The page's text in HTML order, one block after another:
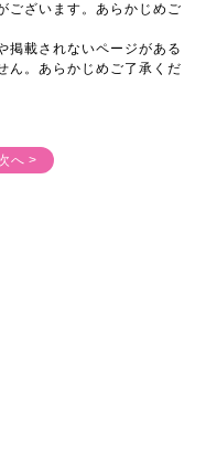
ございます。あらかじめご
載されないページがある
ん。あらかじめご了承くだ
へ >